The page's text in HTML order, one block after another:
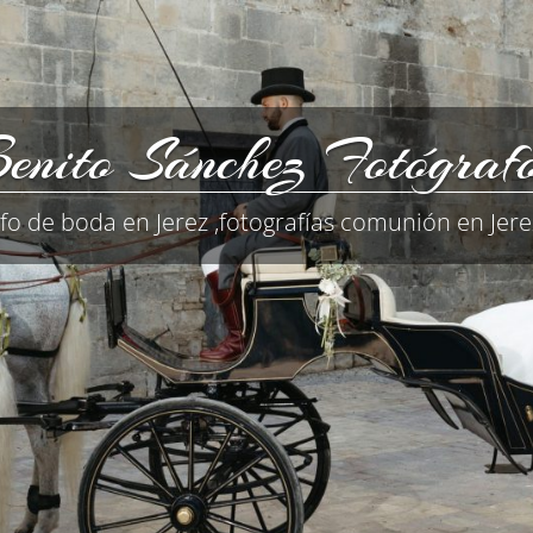
Sánchez
de boda en Jerez ,fotografías comunión en